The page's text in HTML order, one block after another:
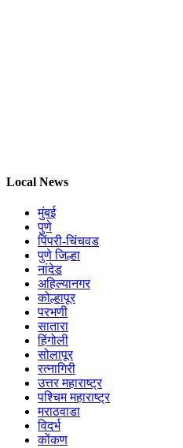
Local News
मुंबई
पुणे
पिंपरी-चिंचवड
पुणे जिल्हा
नांदेड
अहिल्यानगर
कोल्हापूर
परभणी
सातारा
हिंगोली
सोलापूर
रत्नागिरी
उत्तर महाराष्ट्र
पश्चिम महाराष्ट्र
मराठवाडा
विदर्भ
कोंकण